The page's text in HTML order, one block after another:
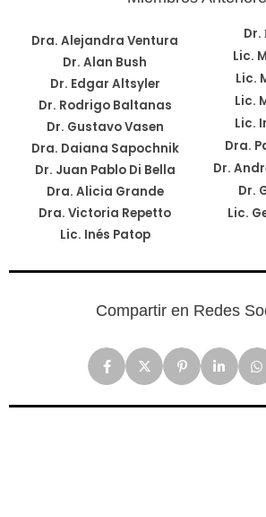
Dra. Alejandra Ventura
Dr. Alan Bush
Dr. Edgar Altsyler
Dr. Rodrigo Baltanas
Dr. Gustavo Vasen
Dra. Daiana Sapochnik
Dr. Juan Pablo Di Bella
Dra. Alicia Grande
Dra. Victoria Repetto
Lic. Inés Patop
Dr.
Lic.
Lic.
Lic.
Lic.
Dra.
Dr.
Dr.
Lic.
Compartir en Redes